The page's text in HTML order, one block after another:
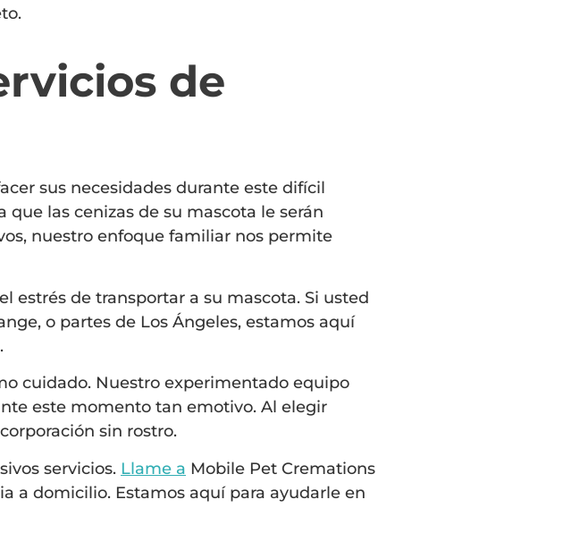
de
sus necesidades durante este difícil
las cenizas de su mascota le serán
nuestro enfoque familiar nos permite
estrés de transportar a su mascota. Si usted
o partes de Los Ángeles, estamos aquí
cuidado. Nuestro experimentado equipo
este momento tan emotivo. Al elegir
sin rostro.
servicios. Llame a Mobile Pet Cremations
a domicilio. Estamos aquí para ayudarle en